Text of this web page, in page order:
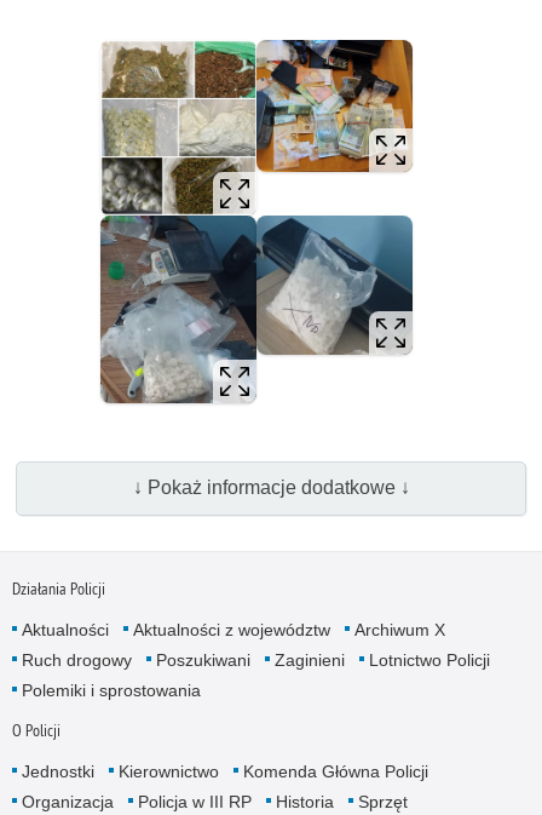
↓ Pokaż informacje dodatkowe ↓
Działania Policji
Aktualności Aktualności z województw
Archiwum X
Ruch drogowy
Poszukiwani Zaginieni
Lotnictwo Policji
Polemiki i sprostowania
O Policji
Jednostki Kierownictwo
Komenda Główna Policji
Organizacja
Policja w III RP Historia
Sprzęt